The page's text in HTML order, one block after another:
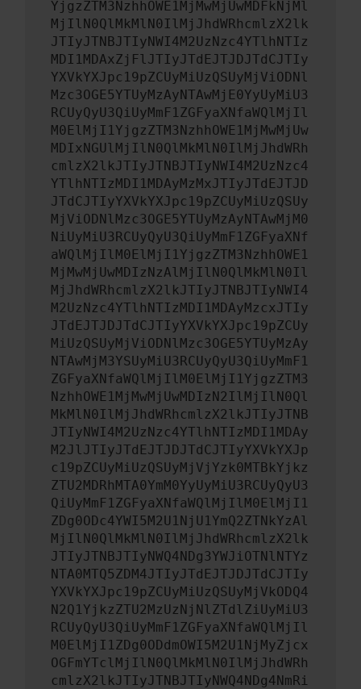
YjgzZTM3NzhhOWE1MjMwMjUwMDFkNjMl
MjIlN0QlMkMlN0IlMjJhdWRhcmlzX2lk
JTIyJTNBJTIyNWI4M2UzNzc4YTlhNTIz
MDI1MDAxZjFlJTIyJTdEJTJDJTdCJTIy
YXVkYXJpc19pZCUyMiUzQSUyMjViODNl
Mzc3OGE5YTUyMzAyNTAwMjE0YyUyMiU3
RCUyQyU3QiUyMmF1ZGFyaXNfaWQlMjIl
M0ElMjI1YjgzZTM3NzhhOWE1MjMwMjUw
MDIxNGUlMjIlN0QlMkMlN0IlMjJhdWRh
cmlzX2lkJTIyJTNBJTIyNWI4M2UzNzc4
YTlhNTIzMDI1MDAyMzMxJTIyJTdEJTJD
JTdCJTIyYXVkYXJpc19pZCUyMiUzQSUy
MjViODNlMzc3OGE5YTUyMzAyNTAwMjM0
NiUyMiU3RCUyQyU3QiUyMmF1ZGFyaXNf
aWQlMjIlM0ElMjI1YjgzZTM3NzhhOWE1
MjMwMjUwMDIzNzAlMjIlN0QlMkMlN0Il
MjJhdWRhcmlzX2lkJTIyJTNBJTIyNWI4
M2UzNzc4YTlhNTIzMDI1MDAyMzcxJTIy
JTdEJTJDJTdCJTIyYXVkYXJpc19pZCUy
MiUzQSUyMjViODNlMzc3OGE5YTUyMzAy
NTAwMjM3YSUyMiU3RCUyQyU3QiUyMmF1
ZGFyaXNfaWQlMjIlM0ElMjI1YjgzZTM3
NzhhOWE1MjMwMjUwMDIzN2IlMjIlN0Ql
MkMlN0IlMjJhdWRhcmlzX2lkJTIyJTNB
JTIyNWI4M2UzNzc4YTlhNTIzMDI1MDAy
M2JlJTIyJTdEJTJDJTdCJTIyYXVkYXJp
c19pZCUyMiUzQSUyMjVjYzk0MTBkYjkz
ZTU2MDRhMTA0YmM0YyUyMiU3RCUyQyU3
QiUyMmF1ZGFyaXNfaWQlMjIlM0ElMjI1
ZDg0ODc4YWI5M2U1NjU1YmQ2ZTNkYzAl
MjIlN0QlMkMlN0IlMjJhdWRhcmlzX2lk
JTIyJTNBJTIyNWQ4NDg3YWJiOTNlNTYz
NTA0MTQ5ZDM4JTIyJTdEJTJDJTdCJTIy
YXVkYXJpc19pZCUyMiUzQSUyMjVkODQ4
N2Q1YjkzZTU2MzUzNjNlZTdlZiUyMiU3
RCUyQyU3QiUyMmF1ZGFyaXNfaWQlMjIl
M0ElMjI1ZDg0ODdmOWI5M2U1NjMyZjcx
OGFmYTclMjIlN0QlMkMlN0IlMjJhdWRh
cmlzX2lkJTIyJTNBJTIyNWQ4NDg4NmRi